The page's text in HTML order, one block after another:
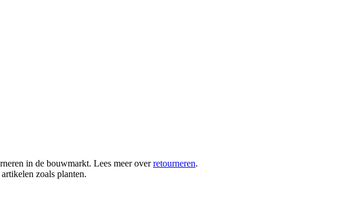
in de bouwmarkt. Lees meer overretourneren.
zoals planten.